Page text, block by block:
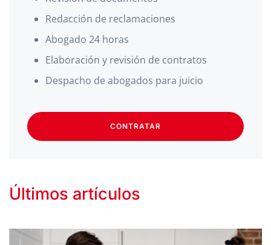
Redacción de reclamaciones
Abogado 24 horas
Elaboración y revisión de contratos
Despacho de abogados para juicio
CONTRATAR
Últimos artículos